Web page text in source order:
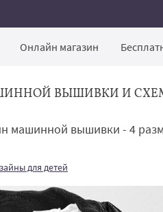
Онлайн магазин
ВЫШИВКИ И
машинной вышивки - 4
для детей